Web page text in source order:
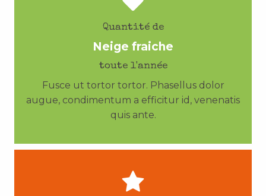
Quantité de
Neige fraiche
toute l'année
Fusce ut tortor tortor. Phasellus dolor
augue, condimentum a efficitur id, venenatis
quis ante.